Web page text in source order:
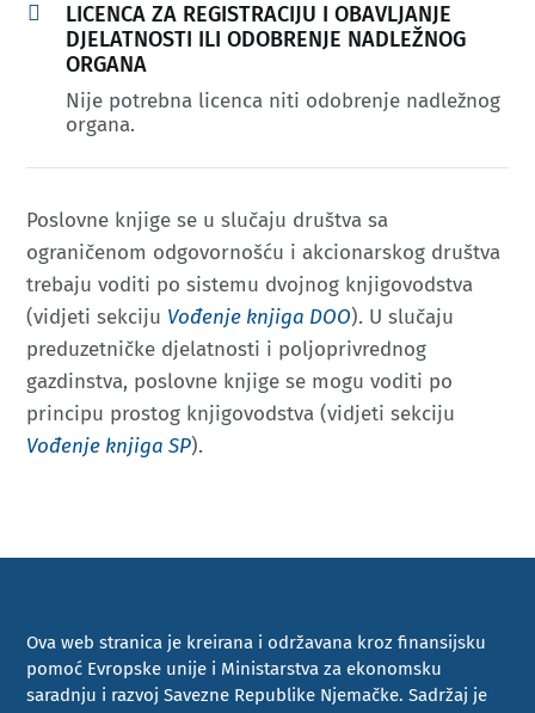

LICENCA ZA REGISTRACIJU I OBAVLJANJE
DJELATNOSTI ILI ODOBRENJE NADLEŽNOG
ORGANA
Nije potrebna licenca niti odobrenje nadležnog
organa.
Poslovne knjige se u slučaju društva sa
ograničenom odgovornošću i akcionarskog društva
trebaju voditi po sistemu dvojnog knjigovodstva
(vidjeti sekciju Vođenje knjiga DOO). U slučaju
preduzetničke djelatnosti i poljoprivrednog
gazdinstva, poslovne knjige se mogu voditi po
principu prostog knjigovodstva (vidjeti sekciju
Vođenje knjiga SP).
Ova web stranica je kreirana i održavana kroz finansijsku
pomoć Evropske unije i Ministarstva za ekonomsku
saradnju i razvoj Savezne Republike Njemačke. Sadržaj je